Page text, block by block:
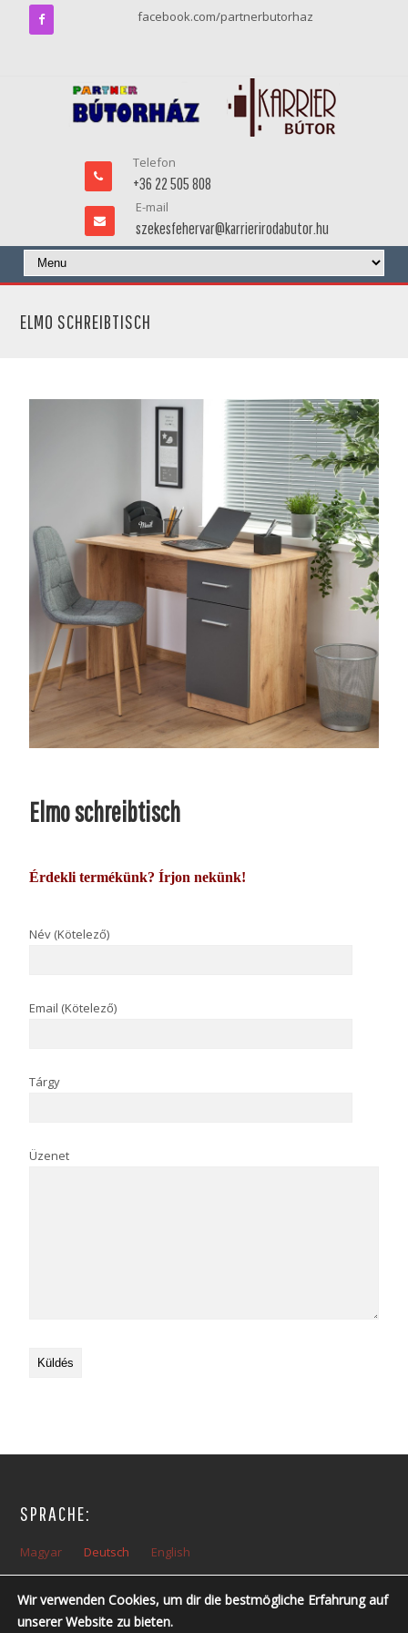
facebook.com/partnerbutorhaz
Telefon
+36 22 505 808
E-mail
szekesfehervar@karrierirodabutor.hu
ELMO SCHREIBTISCH
Elmo schreibtisch
Érdekli termékünk? Írjon nekünk!
Név (Kötelező)
Email (Kötelező)
Tárgy
Üzenet
SPRACHE:
Magyar Deutsch English
ÖFFNUNGSZEITEN:
Wir verwenden Cookies, um dir die bestmögliche Erfahrung auf
unserer Website zu bieten.